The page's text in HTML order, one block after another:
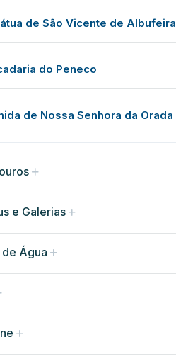
de São Vicente de Albufeira
do Peneco
de Nossa Senhora da Orada
e Galerias
Água